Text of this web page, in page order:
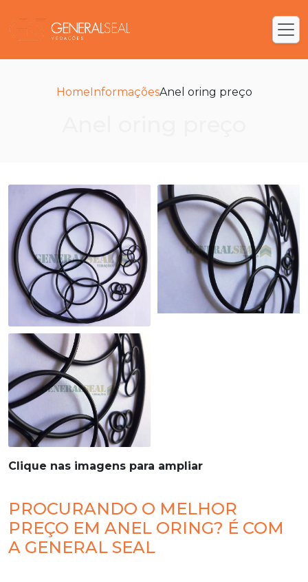
Home InformaçõesAnel oring preço
Clique nas imagens para ampliar
PROCURANDO O MELHOR
PREÇO EM ANEL ORING? É COM
A GENERAL SEAL